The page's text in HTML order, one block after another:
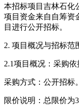
本招标项目吉林石化
项目资金来自自筹资
目进行公开招标。
2. 项目概况与招标范
2.1项目概况：采购依
采购方式：公开招标。
限价说明：总限价为